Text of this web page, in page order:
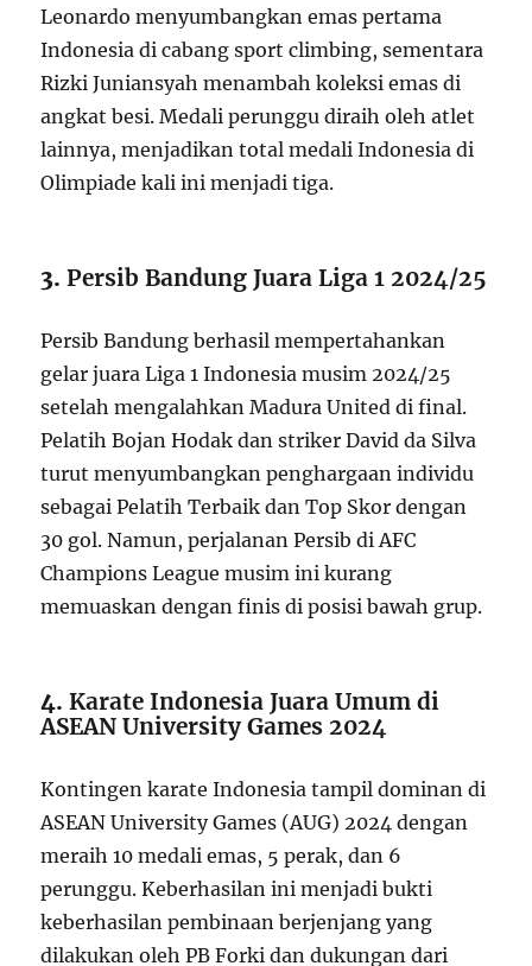
Leonardo menyumbangkan emas pertama
Indonesia di cabang sport climbing, sementara
Rizki Juniansyah menambah koleksi emas di
angkat besi. Medali perunggu diraih oleh atlet
lainnya, menjadikan total medali Indonesia di
Olimpiade kali ini menjadi tiga.
3.Persib Bandung Juara Liga 1 2024/25
Persib Bandung berhasil mempertahankan
gelar juara Liga 1 Indonesia musim 2024/25
setelah mengalahkan Madura United di final.
Pelatih Bojan Hodak dan striker David da Silva
turut menyumbangkan penghargaan individu
sebagai Pelatih Terbaik dan Top Skor dengan
30 gol. Namun, perjalanan Persib di AFC
Champions League musim ini kurang
memuaskan dengan finis di posisi bawah grup.
4.Karate Indonesia Juara Umum di
ASEAN University Games 2024
Kontingen karate Indonesia tampil dominan di
ASEAN University Games (AUG) 2024 dengan
meraih 10 medali emas, 5 perak, dan 6
perunggu. Keberhasilan ini menjadi bukti
keberhasilan pembinaan berjenjang yang
dilakukan oleh PB Forki dan dukungan dari